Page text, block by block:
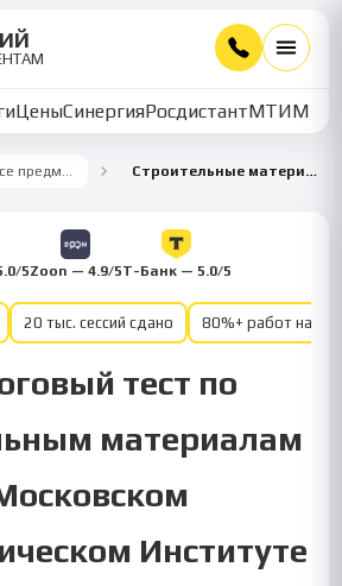
ЦеныСинергияРосдистантМТИММУ
Все предметы Строительные материалы
5Zoon — 4.9/5Т-Банк — 5.0/5
20 тыс. сессий сдано 80%+ работ на
тест по
материалам
Институте